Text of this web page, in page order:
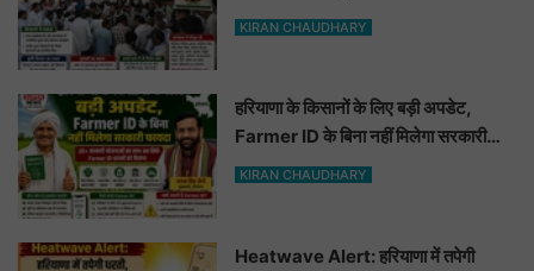
KIRAN CHAUDHARY
हरियाणा के किसानों के लिए बड़ी अपडेट,
Farmer ID के बिना नहीं मिलेगा सरकारी
फायदा
KIRAN CHAUDHARY
Heatwave Alert: हरियाणा में तपेगी